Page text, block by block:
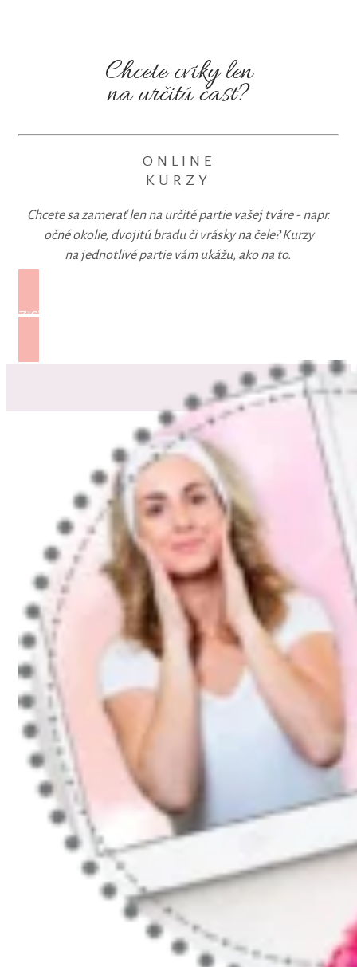
Chcete cviky len
na určitú časť?
ONLINE
KURZY
Chcete sa zamerať len na určité partie vašej tváre - napr.
očné okolie, dvojitú bradu či vrásky na čele? Kurzy
na jednotlivé partie vám ukážu, ako na to.
ZISTIŤ VIAC